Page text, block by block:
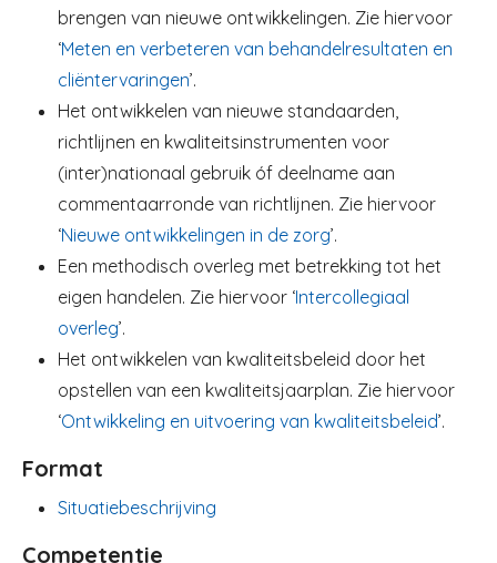
brengen van nieuwe ontwikkelingen. Zie hiervoor
‘Meten en verbeteren van behandelresultaten en
cliëntervaringen’.
Het ontwikkelen van nieuwe standaarden,
richtlijnen en kwaliteitsinstrumenten voor
(inter)nationaal gebruik óf deelname aan
commentaarronde van richtlijnen. Zie hiervoor
‘Nieuwe ontwikkelingen in de zorg’.
Een methodisch overleg met betrekking tot het
eigen handelen. Zie hiervoor ‘Intercollegiaal
overleg’.
Het ontwikkelen van kwaliteitsbeleid door het
opstellen van een kwaliteitsjaarplan. Zie hiervoor
‘Ontwikkeling en uitvoering van kwaliteitsbeleid’.
Format
Situatiebeschrijving
Competentie